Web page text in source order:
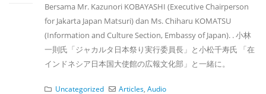
Bersama Mr. Kazunori KOBAYASHI (Executive Chairperson
for Jakarta Japan Matsuri) dan Ms. Chiharu KOMATSU
(Information and Culture Section, Embassy of Japan). . 小林
一則氏「ジャカルタ日本祭り実行委員長」と小松千寿氏 「在
インドネシア日本国大使館の広報文化部」と一緒に。
Uncategorized Articles ,Audio